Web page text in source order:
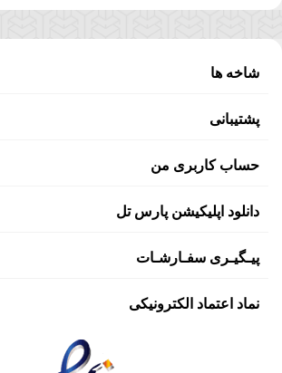
شاخه ها
پشتیبانی
حساب کاربری من
دانلود اپلیکیشن پارس تل
پیـگیـری سفـارشـات
نماد اعتماد الکترونیکی